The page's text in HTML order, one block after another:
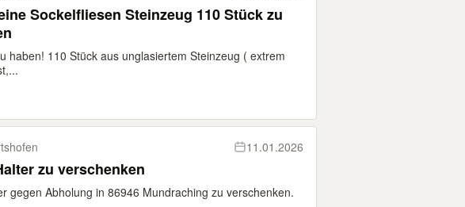
Sockelfliesen Steinzeug 110 Stück zu
haben! 110 Stück aus unglasiertem Steinzeug ( extrem
11.01.2026
zu verschenken
gegen Abholung in 86946 Mundraching zu verschenken.